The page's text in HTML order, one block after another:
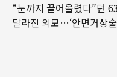
“눈까지 끌어올렸다”던
달라진 외모…‘안면거상술